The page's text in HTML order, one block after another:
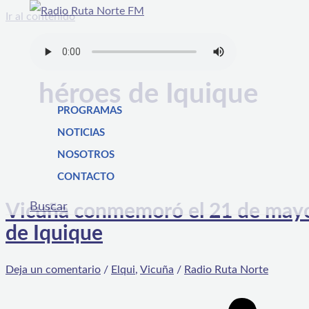
Ir al contenido
PROGRAMAS
NOTICIAS
NOSOTROS
CONTACTO
Buscar
héroes de Iquique
Vicuña conmemoró el 21 de
de Iquique
Deja un comentario / Elqui, Vicuña / Radio Ruta Norte